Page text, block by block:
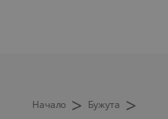
Начало > Бужута >